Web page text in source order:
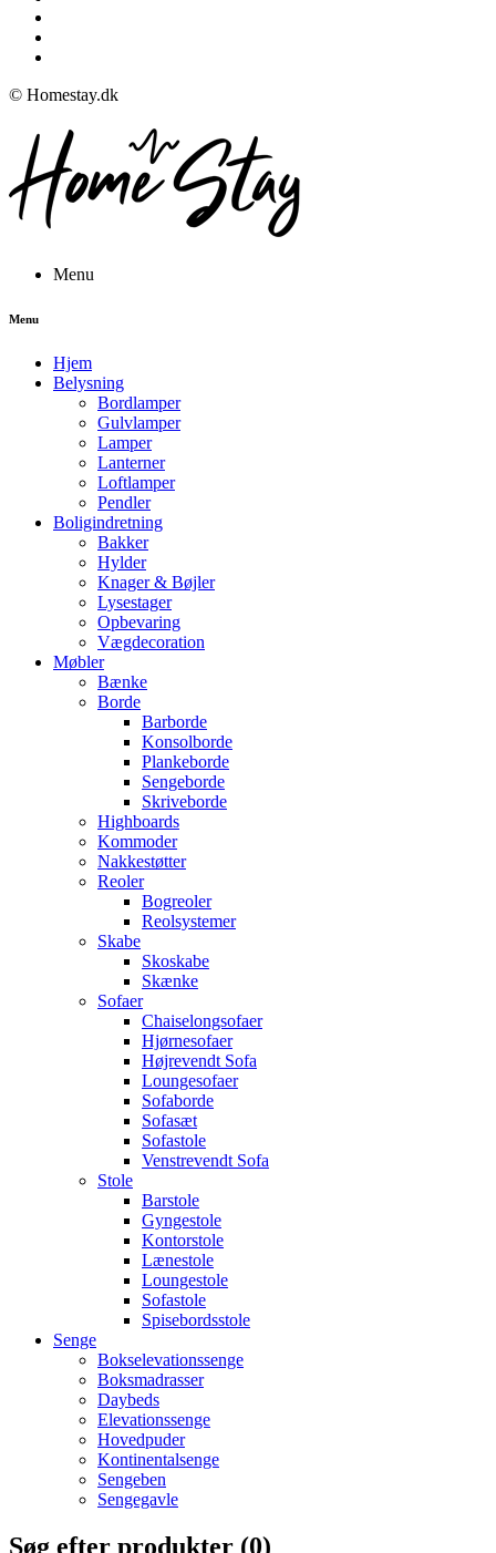
© Homestay.dk
Menu
Menu
Hjem
Belysning
Bordlamper
Gulvlamper
Lamper
Lanterner
Loftlamper
Pendler
Boligindretning
Bakker
Hylder
Knager & Bøjler
Lysestager
Opbevaring
Vægdecoration
Møbler
Bænke
Borde
Barborde
Konsolborde
Plankeborde
Sengeborde
Skriveborde
Highboards
Kommoder
Nakkestøtter
Reoler
Bogreoler
Reolsystemer
Skabe
Skoskabe
Skænke
Sofaer
Chaiselongsofaer
Hjørnesofaer
Højrevendt Sofa
Loungesofaer
Sofaborde
Sofasæt
Sofastole
Venstrevendt Sofa
Stole
Barstole
Gyngestole
Kontorstole
Lænestole
Loungestole
Sofastole
Spisebordsstole
Senge
Bokselevationssenge
Boksmadrasser
Daybeds
Elevationssenge
Hovedpuder
Kontinentalsenge
Sengeben
Sengegavle
Søg efter produkter (0)